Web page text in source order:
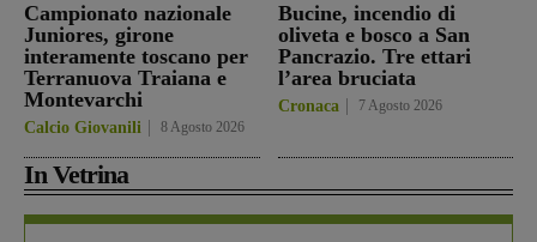
Campionato nazionale
Juniores, girone
interamente toscano per
Terranuova Traiana e
Montevarchi
Calcio Giovanili 8 Agosto 2026
Bucine, incendio di
oliveta e bosco a San
Pancrazio. Tre ettari
l’area bruciata
Cronaca 7 Agosto 2026
In Vetrina